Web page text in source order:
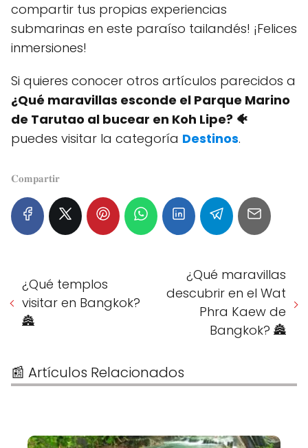
compartir tus propias experiencias
submarinas en este paraíso tailandés! ¡Felices
inmersiones!
Si quieres conocer otros artículos parecidos a
¿Qué maravillas esconde el Parque Marino
de Tarutao al bucear en Koh Lipe? 🐠
puedes visitar la categoría Destinos.
𝐂𝐨𝐦𝐩𝐚𝐫𝐭𝐢𝐫
¿Qué templos
visitar en Bangkok?
🏯
¿Qué maravillas
descubrir en el Wat
Phra Kaew de
Bangkok? 🏯
📰 Artículos Relacionados